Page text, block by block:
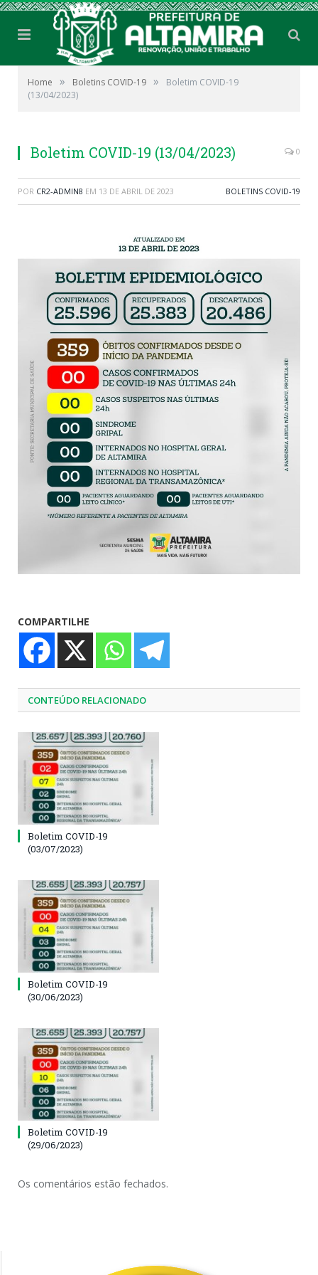
Home » Boletins COVID-19 »
Boletim COVID-19
(13/04/2023)
Boletim COVID-19 (13/04/2023) 0
POR CR2-ADMIN8 EM 13 DE ABRIL DE 2023 BOLETINS COVID-19
COMPARTILHE
CONTEÚDO RELACIONADO
Boletim COVID-19
(03/07/2023)
Boletim COVID-19
(30/06/2023)
Boletim COVID-19
(29/06/2023)
Os comentários estão fechados.